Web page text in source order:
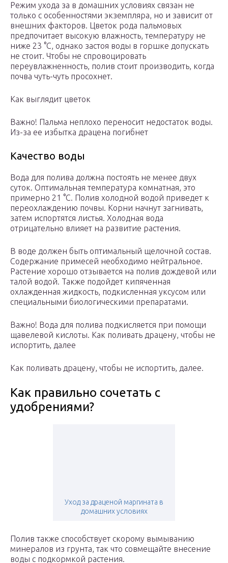
Режим ухода за в домашних условиях связан не
только с особенностями экземпляра, но и зависит от
внешних факторов. Цветок рода пальмовых
предпочитает высокую влажность, температуру не
ниже 23 °С, однако застоя воды в горшке допускать
не стоит. Чтобы не спровоцировать
переувлажненность, полив стоит производить, когда
почва чуть-чуть просохнет.
Как выглядит цветок
Важно! Пальма неплохо переносит недостаток воды.
Из-за ее избытка драцена погибнет
Качество воды
Вода для полива должна постоять не менее двух
суток. Оптимальная температура комнатная, это
примерно 21 °С. Полив холодной водой приведет к
переохлаждению почвы. Корни начнут загнивать,
затем испортятся листья. Холодная вода
отрицательно влияет на развитие растения.
В воде должен быть оптимальный щелочной состав.
Содержание примесей необходимо нейтральное.
Растение хорошо отзывается на полив дождевой или
талой водой. Также подойдет кипяченная
охлажденная жидкость, подкисленная уксусом или
специальными биологическими препаратами.
Важно! Вода для полива подкисляется при помощи
щавелевой кислоты. Как поливать драцену, чтобы не
испортить, далее
Как поливать драцену, чтобы не испортить, далее.
Как правильно сочетать с
удобрениями?
Уход за драценой маргината в
домашних условиях
Полив также способствует скорому вымыванию
минералов из грунта, так что совмещайте внесение
воды с подкормкой растения.